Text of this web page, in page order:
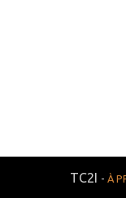
TC2I - À